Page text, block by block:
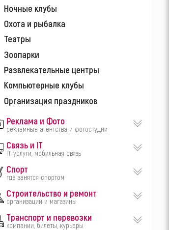
Ночные клубы
Охота и рыбалка
Театры
Зоопарки
Развлекательные центры
Компьютерные клубы
Организация праздников
Реклама и Фото
рекламные агентства и фотостудии
Связь и IT
IT-услуги, мобильная связь
Спорт
где занятся спортом
Строительство и ремонт
организации и магазины
Транспорт и перевозки
компании, билеты, курьеры